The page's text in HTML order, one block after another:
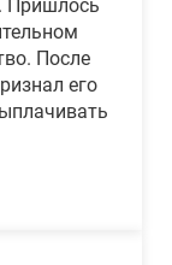
Пришлось
После
его